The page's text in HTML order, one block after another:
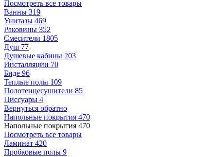
Посмотреть все товары
Ванны 319
Унитазы 469
Раковины 352
Смесители 1805
Душ 77
Душевые кабины 203
Инсталляции 70
Биде 96
Теплые полы 109
Полотенцесушители 85
Писсуары 4
Вернуться обратно
Напольные покрытия 470
Напольные покрытия 470
Посмотреть все товары
Ламинат 420
Пробковые полы 9